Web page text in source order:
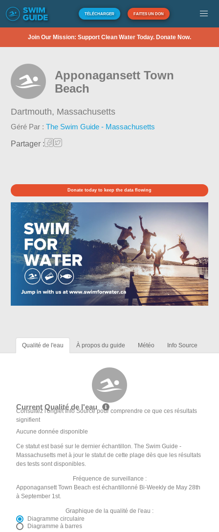
TÉLÉCHARGER FAITES UN DON
Join Our Mission: Support Clean Water Today. Donate Now.
Apponagansett Town
Beach
Dartmouth, Massachusetts
Géré Par :The Swim Guide - Massachusetts
Partager :
Donate today to keep the data flowing
Qualité de l'eau À propos du guide Météo Info Source
Current Qualité de l'eau
Consultez l'onglet Info Source pour comprendre ce que ces résultats
signifient
Aucune donnée disponible
Ce statut est basé sur le dernier échantillon. The Swim Guide -
Massachusetts met à jour le statut de cette plage dès que les résultats
des tests sont disponibles.
Fréquence de surveillance :
Apponagansett Town Beach est échantillonné Bi-Weekly de May 28th
à September 1st.
Graphique de la qualité de l'eau :
Diagramme circulaire
Diagramme à barres